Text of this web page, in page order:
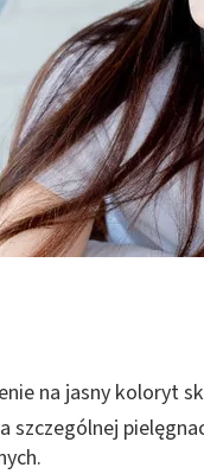
na jasny koloryt
szczególnej